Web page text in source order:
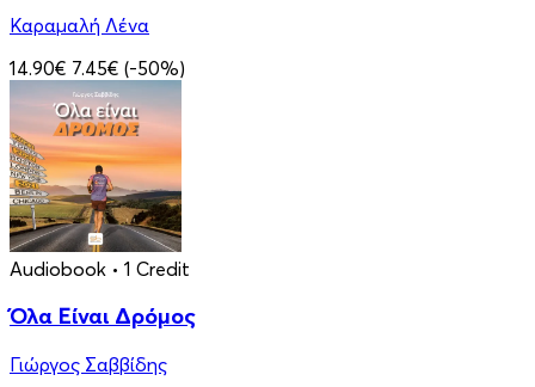
Καραμαλή Λένα
14.90€ 7.45€ (-50%)
Audiobook • 1 Credit
Όλα Είναι Δρόμος
Γιώργος Σαββίδης